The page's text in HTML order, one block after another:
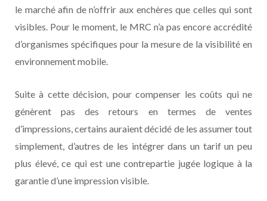
le marché afin de n’offrir aux enchères que celles qui sont
visibles. Pour le moment, le MRC n’a pas encore accrédité
d’organismes spécifiques pour la mesure de la visibilité en
environnement mobile.
Suite à cette décision, pour compenser les coûts qui ne
génèrent pas des retours en termes de ventes
d’impressions, certains auraient décidé de les assumer tout
simplement, d’autres de les intégrer dans un tarif un peu
plus élevé, ce qui est une contrepartie jugée logique à la
garantie d’une impression visible.